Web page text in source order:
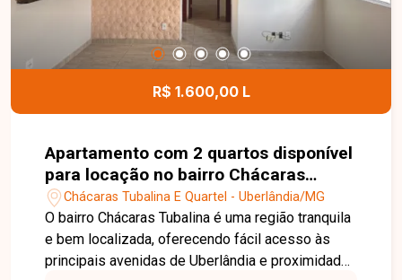
R$ 1.600,00 L
Apartamento com 2 quartos disponível
para locação no bairro Chácaras
Tubalina em Uberlândia-MG
Chácaras Tubalina E Quartel - Uberlândia/MG
O bairro Chácaras Tubalina é uma região tranquila
e bem localizada, oferecendo fácil acesso às
principais avenidas de Uberlândia e proximidade